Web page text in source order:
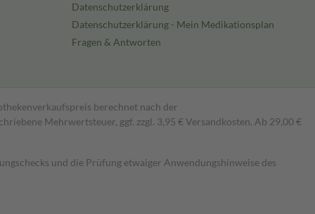
Datenschutzerklärung
Datenschutzerklärung - Mein Medikationsplan
Fragen & Antworten
berechnet nach der
Mehrwertsteuer, ggf. zzgl. 3,95 € Versandkosten. Ab 29,00 €
und die Prüfung etwaiger Anwendungshinweise des